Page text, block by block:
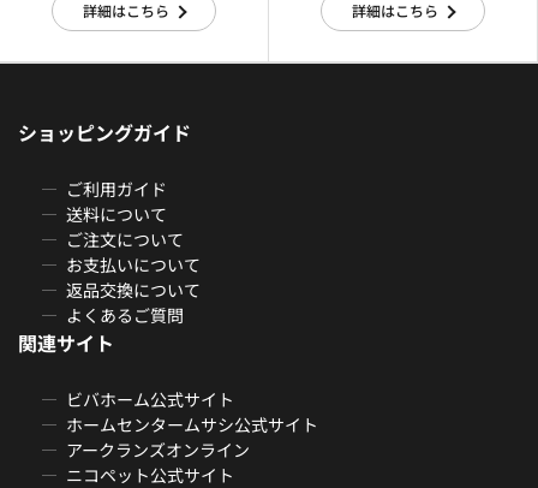
詳細はこちら 詳細はこちら
ショッピングガイド
ご利用ガイド
送料について
ご注文について
お支払いについて
返品交換について
よくあるご質問
関連サイト
ビバホーム公式サイト
ホームセンタームサシ公式サイト
アークランズオンライン
ニコペット公式サイト